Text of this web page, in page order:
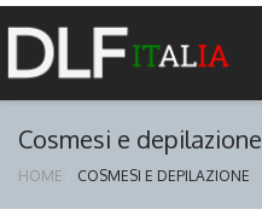
Cosmesi e depilazione
HOME COSMESI E DEPILAZIONE